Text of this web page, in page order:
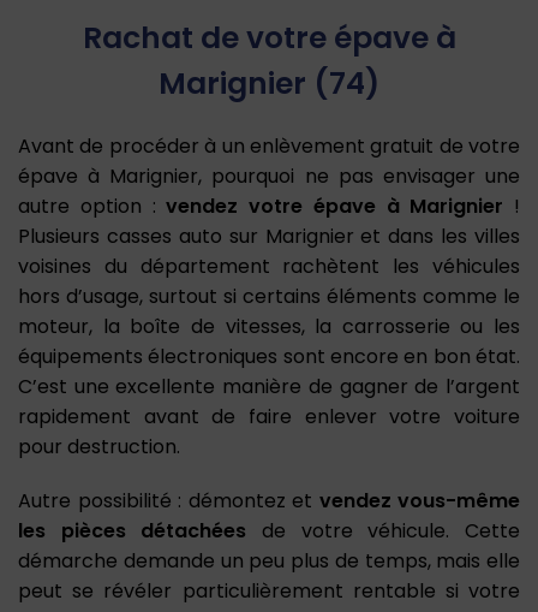
Rachat de votre épave à
Marignier (74)
Avant de procéder à un enlèvement gratuit de votre
épave à Marignier, pourquoi ne pas envisager une
autre option :vendez votre épave à Marignier !
Plusieurs casses auto sur Marignier et dans les villes
voisines du département rachètent les véhicules
hors d’usage, surtout si certains éléments comme le
moteur, la boîte de vitesses, la carrosserie ou les
équipements électroniques sont encore en bon état.
C’est une excellente manière de gagner de l’argent
rapidement avant de faire enlever votre voiture
pour destruction.
Autre possibilité : démontez et vendez vous-même
les pièces détachées de votre véhicule. Cette
démarche demande un peu plus de temps, mais elle
peut se révéler particulièrement rentable si votre